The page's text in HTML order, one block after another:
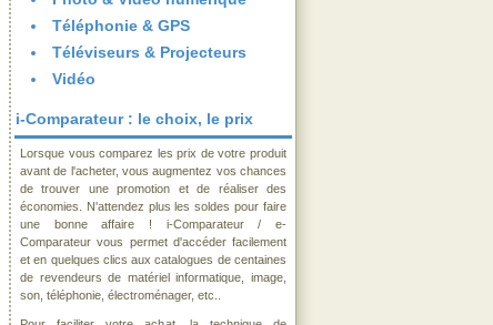
Téléphonie & GPS
Téléviseurs & Projecteurs
Vidéo
i-Comparateur : le choix, le prix
Lorsque vous comparez les prix de votre produit
avant de l'acheter, vous augmentez vos chances
de trouver une promotion et de réaliser des
économies. N'attendez plus les soldes pour faire
une bonne affaire ! i-Comparateur / e-
Comparateur vous permet d'accéder facilement
et en quelques clics aux catalogues de centaines
de revendeurs de matériel informatique, image,
son, téléphonie, électroménager, etc..